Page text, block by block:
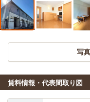
写
賃料情報・代表間取り図